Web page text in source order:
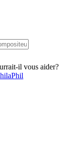
il vous aider?